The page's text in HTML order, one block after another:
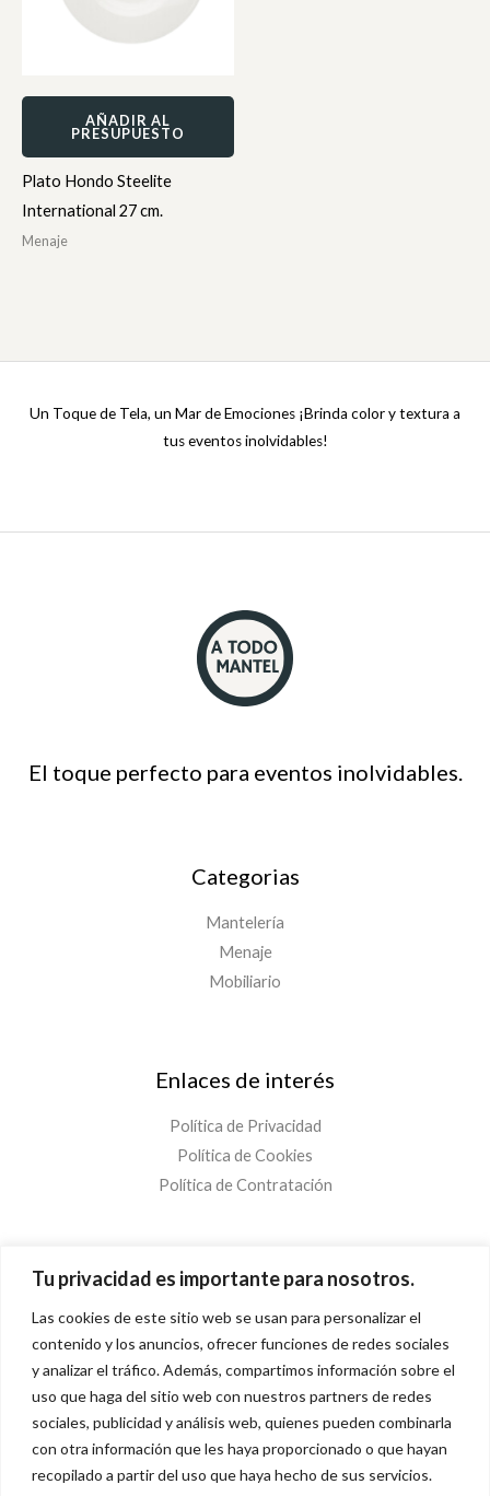
Tu privacidad es importante para nosotros.
Las cookies de este sitio web se usan para personalizar el
contenido y los anuncios, ofrecer funciones de redes sociales
y analizar el tráfico. Además, compartimos información sobre el
uso que haga del sitio web con nuestros partners de redes
sociales, publicidad y análisis web, quienes pueden combinarla
con otra información que les haya proporcionado o que hayan
recopilado a partir del uso que haya hecho de sus servicios.
AÑADIR AL
PRESUPUESTO
Plato Hondo Steelite
International 27 cm.
Menaje
Un Toque de Tela, un Mar de Emociones ¡Brinda color y textura a
tus eventos inolvidables!
El toque perfecto para eventos inolvidables.
Categorias
Mantelería
Menaje
Mobiliario
Enlaces de interés
Política de Privacidad
Política de Cookies
Política de Contratación
¡Suscríbete!
C
¡SUSCRÍBETE!